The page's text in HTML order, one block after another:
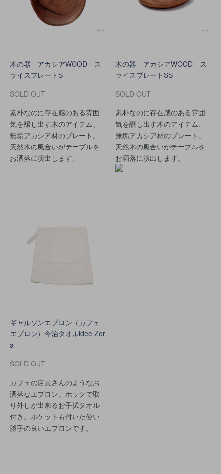
木の器 アカシアWOOD ス
ライスプレートS
SOLD OUT
素朴なのに存在感のある雰囲
気を醸し出す木のアイテム、
無垢アカシア材のプレート。
天然木の風合いがテーブルを
お洒落に演出します。
木の器 アカシアWOOD ス
ライスプレートSS
SOLD OUT
素朴なのに存在感のある雰囲
気を醸し出す木のアイテム、
無垢アカシア材のプレート。
天然木の風合いがテーブルを
お洒落に演出します。
ギャルソンエプロン（カフェ
エプロン）今治タオルidee Zor
a
SOLD OUT
カフェの店員さんのようなお
洒落なエプロン。ホックで取
り外しが出来るお手拭タオル
付き。ポケットも付いた使い
勝手の良いエプロンです。